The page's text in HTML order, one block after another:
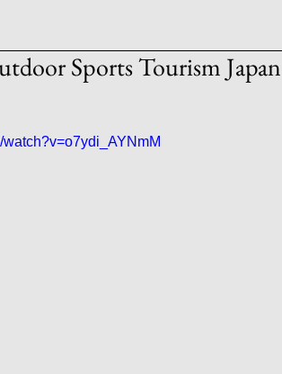
Sports Tourism Japan